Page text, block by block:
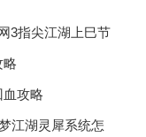
3指尖江湖上巳节
略
攻略
江湖灵犀系统怎